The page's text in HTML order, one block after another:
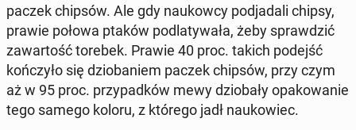
paczek chipsów. Ale gdy na­ukow­cy pod­ja­da­li chipsy,
prawie połowa ptaków pod­la­ty­wa­ła, żeby spraw­dzić
za­war­tość torebek. Prawie 40 proc. takich podejść
koń­czy­ło się dzio­ba­niem paczek chipsów, przy czym
aż w 95 proc. przy­pad­ków mewy dzio­ba­ły opa­ko­wa­nie
tego samego koloru, z którego jadł na­uko­wiec.